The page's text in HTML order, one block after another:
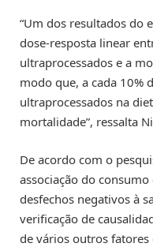
“Um dos resultados do
dose-resposta linear
ultraprocessados e a
modo que, a cada 10%
ultraprocessados na
mortalidade”, ressalta
De acordo com o
associação do
desfechos negativos à
verificação de
de vários outros fatores